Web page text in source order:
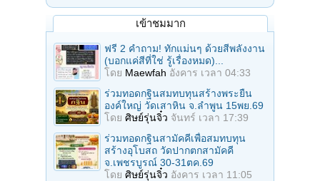
เข้าชมมาก
ฟรี 2 คำถาม! ทักแม่นๆ ด้วยสีพลังงาน
(บอกแค่สีที่ใช่ รู้เรื่องหมด)...
โดย Maewfah อังคาร เวลา 04:33
ร่วมทอดกฐินสมทบทุนสร้างพระยืน
องค์ใหญ่ วัดเสาหิน จ.ลําพูน 15พย.69
โดย ศิษย์รุ่นจิ๋ว จันทร์ เวลา 17:39
ร่วมทอดกฐินสามัคคีเพื่อสมทบทุน
สร้างอุโบสถ วัดปากตกสามัคคี
จ.เพชรบูรณ์ 30-31ตค.69
โดย ศิษย์รุ่นจิ๋ว อังคาร เวลา 11:05